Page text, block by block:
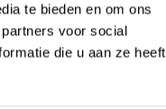
te bieden en om ons
voor social
die u aan ze heeft
VOLGENDE
de derde keer